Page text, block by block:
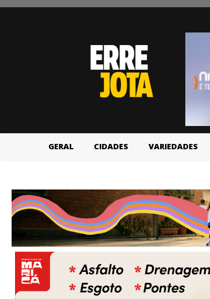
GERAL CIDADES VARIEDADES